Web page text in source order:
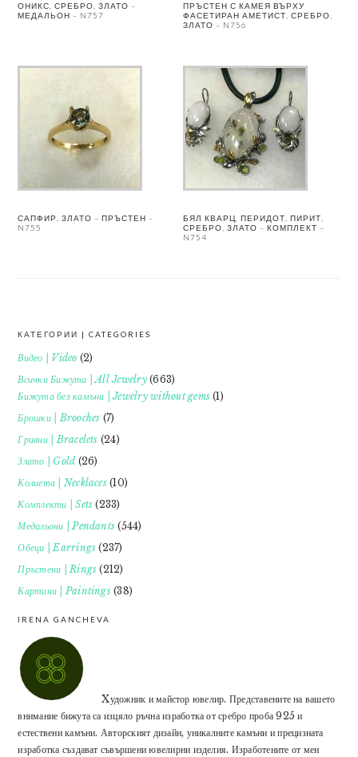
ОНИКС, СРЕБРО, ЗЛАТО –
МЕДАЛЬОН – N757
ПРЪСТЕН С КАМЕЯ ВЪРХУ
ФАСЕТИРАН АМЕТИСТ, СРЕБРО,
ЗЛАТО – N756
САПФИР, ЗЛАТО – ПРЪСТЕН –
N755
БЯЛ КВАРЦ, ПЕРИДОТ, ПИРИТ,
СРЕБРО, ЗЛАТО – КОМПЛЕКТ –
N754
FOOTER
КАТЕГОРИИ | CATEGORIES
Видео | Video (2)
Всички Бижута | All Jewelry(663)
Бижута без камъни | Jewelry without gems (1)
Брошки | Brooches (7)
Гривни | Bracelets (24)
Злато | Gold (26)
Колиета | Necklaces(10)
Комплекти | Sets (233)
Медальони | Pendants (544)
Обеци | Earrings (237)
Пръстени | Rings (212)
Картини | Paintings(38)
IRENA GANCHEVA
Xудожник и майстор ювелир. Представените на вашето
внимание бижута са изцяло ръчна изработка от сребро проба 925 и
естествени камъни. Авторският дизайн, уникалните камъни и прецизната
изработка създават съвършени ювелирни изделия. Изработените от мен